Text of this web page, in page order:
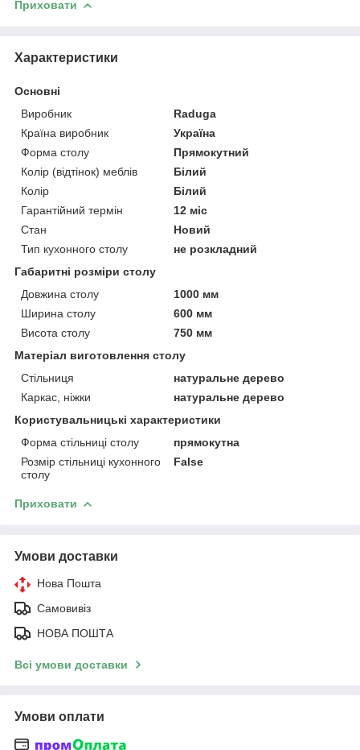
Приховати
Характеристики
Основні
Виробник
Raduga
Країна виробник
Україна
Форма столу
Прямокутний
Колір (відтінок) меблів
Білий
Колір
Білий
Гарантійний термін
12 міс
Стан
Новий
Тип кухонного столу
не розкладний
Габаритні розміри столу
Довжина столу
1000 мм
Ширина столу
600 мм
Висота столу
750 мм
Матеріал виготовлення столу
Стільниця
натуральне дерево
Каркас, ніжки
натуральне дерево
Користувальницькі характеристики
Форма стільниці столу
прямокутна
Розмір стільниці кухонного
столу
False
Приховати
Умови доставки
Нова Пошта
Самовивіз
НОВА ПОШТА
Всі умови доставки
Умови оплати